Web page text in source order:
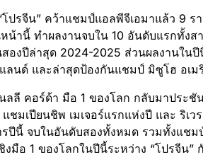
ปรจีน” คว้าแชมป์แอลพีจีเอมาแล้ว 9 ร
น้านี้ ทำผลงานจบใน 10 อันดับแรกทั้งส
องปีล่าสุด 2024-2025 ส่วนผลงานใน
แลนด์ และล่าสุดป้องกันแชมป์ มิซูโฮ อเ
ลลี คอร์ด้า มือ 1 ของโลก กลับมาประชั
ชมเปียนชิพ เมเจอร์แรกแห่งปี และ ริเ
รปีนี้ จบในอันดับสองทั้งหมด รวมทั้งแช
งมือ 1 ของโลกในปีนี้ระหว่าง “โปรจีน”